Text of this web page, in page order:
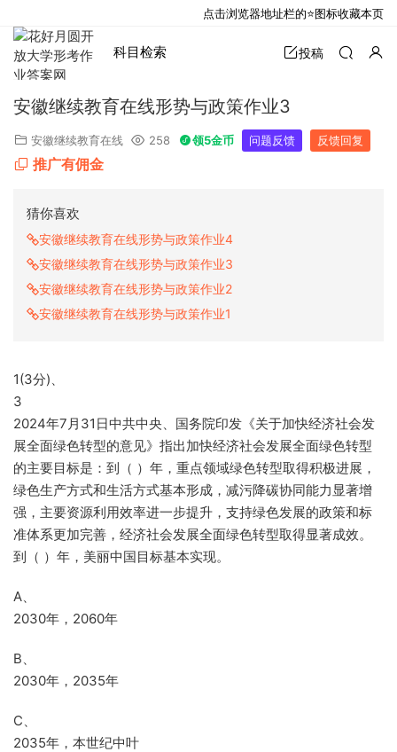
科目检索 投稿
安徽继续教育在线形势与政策作业3
安徽继续教育在线 258 领5金币 问题反馈 反馈回复
推广有佣金
猜你喜欢
安徽继续教育在线形势与政策作业4
安徽继续教育在线形势与政策作业3
安徽继续教育在线形势与政策作业2
安徽继续教育在线形势与政策作业1
1(3分)、
3
2024年7月31日中共中央、国务院印发《关于加快经济社会发
展全面绿色转型的意见》指出加快经济社会发展全面绿色转型
的主要目标是：到（ ）年，重点领域绿色转型取得积极进展，
绿色生产方式和生活方式基本形成，减污降碳协同能力显著增
强，主要资源利用效率进一步提升，支持绿色发展的政策和标
准体系更加完善，经济社会发展全面绿色转型取得显著成效。
到（ ）年，美丽中国目标基本实现。
A、
2030年，2060年
B、
2030年，2035年
C、
2035年，本世纪中叶
点击浏览器地址栏的⭐图标收藏本页